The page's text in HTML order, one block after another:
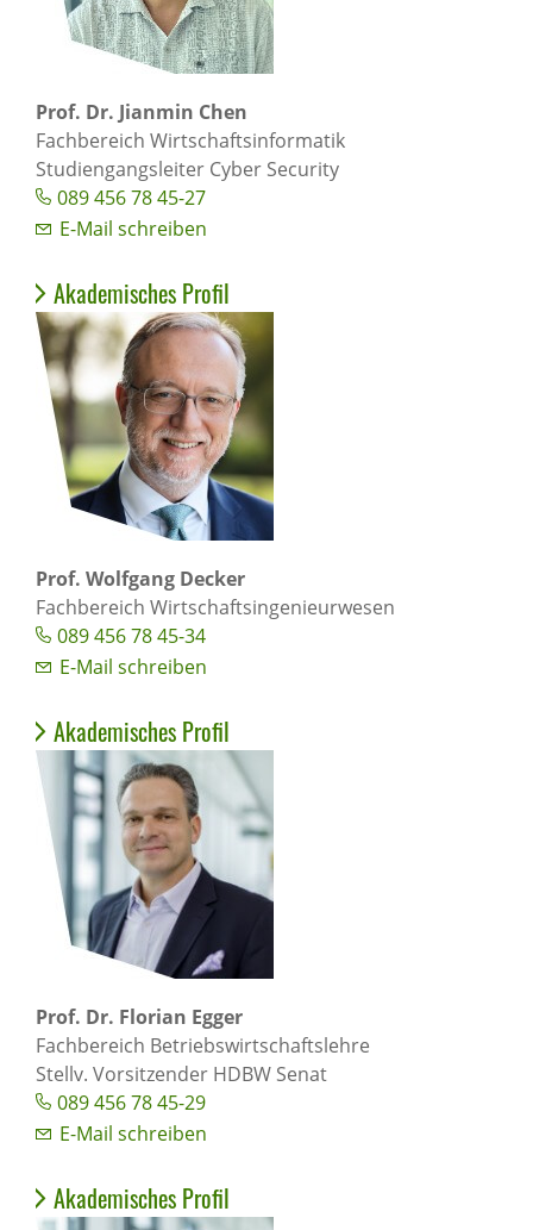
Prof. Dr. Jianmin Chen
Fachbereich Wirtschaftsinformatik
Studiengangsleiter Cyber Security
089 456 78 45-27
E-Mail schreiben
Akademisches Profil
Prof. Wolfgang Decker
Fachbereich Wirtschaftsingenieurwesen
089 456 78 45-34
E-Mail schreiben
Akademisches Profil
Prof. Dr. Florian Egger
Fachbereich Betriebswirtschaftslehre
Stellv. Vorsitzender HDBW Senat
089 456 78 45-29
E-Mail schreiben
Akademisches Profil